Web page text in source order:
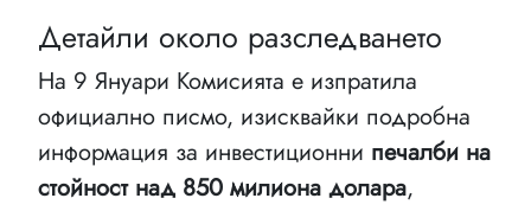
Детайли около разследването
На 9 Януари Комисията е изпратила
официално писмо, изисквайки подробна
информация за инвестиционни печалби на
стойност над 850 милиона долара,